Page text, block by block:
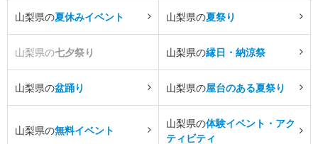
山梨県の夏休みイベント 山梨県の夏祭り
山梨県の七夕祭り 山梨県の縁日・納涼祭
山梨県の盆踊り 山梨県の屋台のある夏祭り
山梨県の無料イベント
山梨県の体験イベント・アク
ティビティ